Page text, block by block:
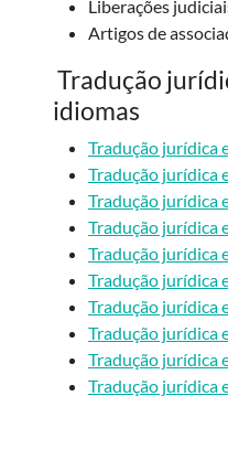
Liberações
Artigos de
Tradução
idiomas
Tradução jurídica
Tradução jurídica
Tradução jurídica
Tradução jurídica
Tradução jurídica
Tradução jurídica
Tradução jurídica
Tradução jurídica
Tradução jurídica
Tradução jurídica